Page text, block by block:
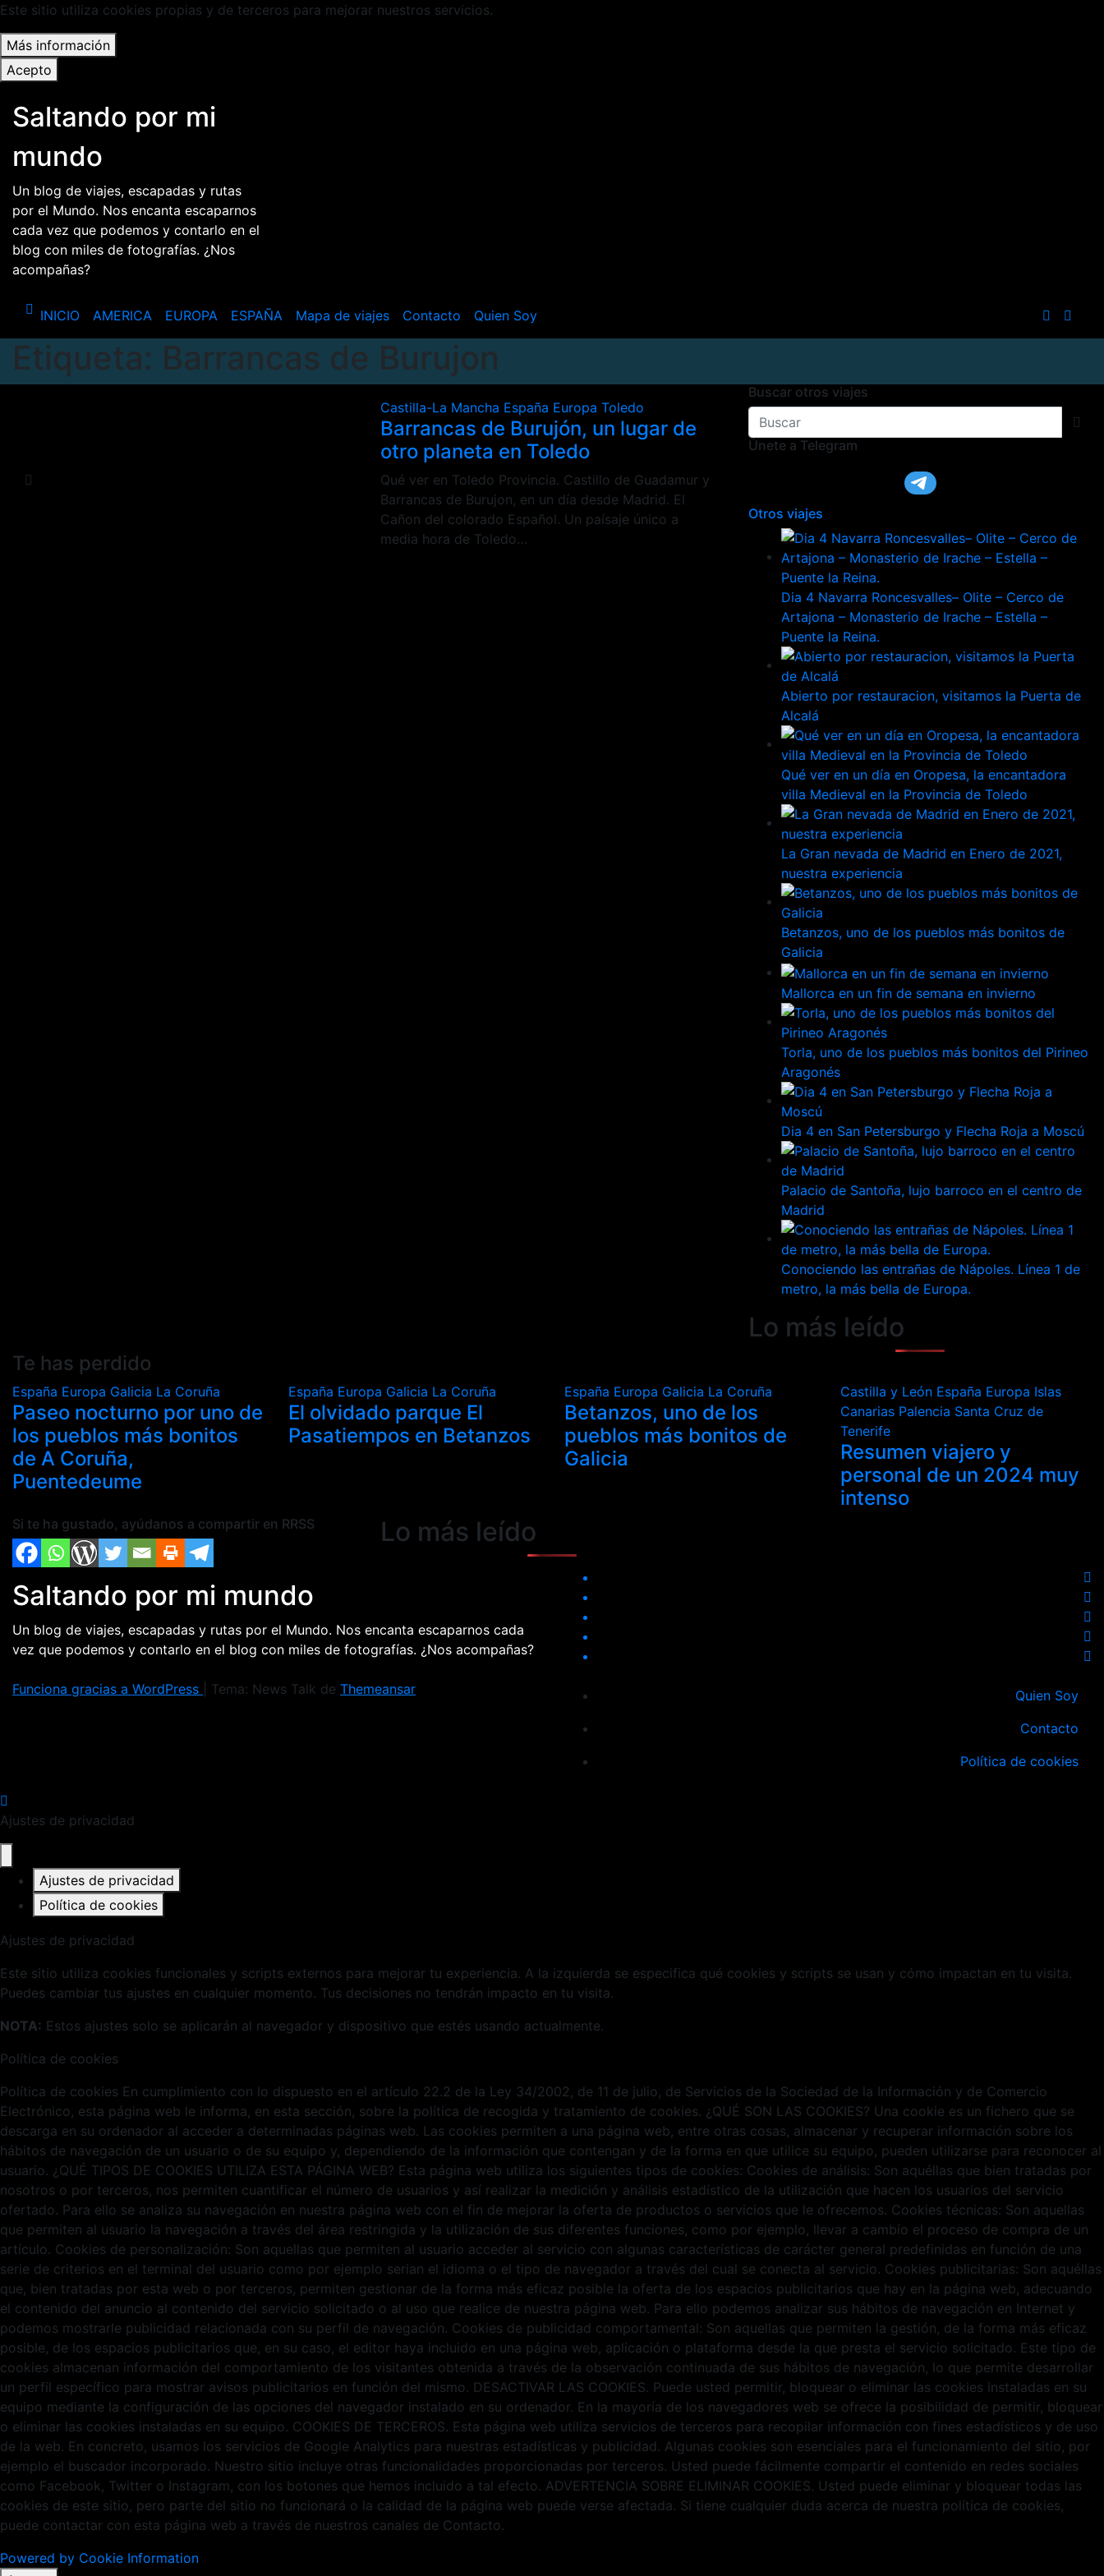
Este sitio utiliza cookies propias y de terceros para mejorar nuestros servicios.
Más información
Acepto
contenido
Saltando por mi
mundo
Un blog de viajes, escapadas y rutas
por el Mundo. Nos encanta escaparnos
cada vez que podemos y contarlo en el
blog con miles de fotografías. ¿Nos
acompañas?
INICIO AMERICA EUROPA ESPAÑA Mapa de viajes Contacto Quien Soy
Etiqueta: Barrancas de Burujon
Castilla-La Mancha España Europa Toledo
Barrancas de Burujón, un lugar de
otro planeta en Toledo
Qué ver en Toledo Provincia. Castillo de Guadamur y
Barrancas de Burujon, en un día desde Madrid. El
Cañon del colorado Español. Un paísaje único a
media hora de Toledo…
Buscar otros viajes
Únete a Telegram
Otros viajes
Dia 4 Navarra Roncesvalles– Olite – Cerco de
Artajona – Monasterio de Irache – Estella –
Puente la Reina.
Abierto por restauracion, visitamos la Puerta de
Alcalá
Qué ver en un día en Oropesa, la encantadora
villa Medieval en la Provincia de Toledo
La Gran nevada de Madrid en Enero de 2021,
nuestra experiencia
Betanzos, uno de los pueblos más bonitos de
Galicia
Mallorca en un fin de semana en invierno
Torla, uno de los pueblos más bonitos del Pirineo
Aragonés
Dia 4 en San Petersburgo y Flecha Roja a Moscú
Palacio de Santoña, lujo barroco en el centro de
Madrid
Conociendo las entrañas de Nápoles. Línea 1 de
metro, la más bella de Europa.
Lo más leído
Te has perdido
España Europa Galicia La Coruña
Paseo nocturno por uno de
los pueblos más bonitos
de A Coruña,
Puentedeume
España Europa Galicia La Coruña
El olvidado parque El
Pasatiempos en Betanzos
España Europa Galicia La Coruña
Betanzos, uno de los
pueblos más bonitos de
Galicia
Castilla y León España Europa Islas
Canarias Palencia Santa Cruz de
Tenerife
Resumen viajero y
personal de un 2024 muy
intenso
Si te ha gustado, ayúdanos a compartir en RRSS Lo más leído
Saltando por mi mundo
Un blog de viajes, escapadas y rutas por el Mundo. Nos encanta escaparnos cada
vez que podemos y contarlo en el blog con miles de fotografías. ¿Nos acompañas?
Funciona gracias a WordPress Tema: News Talk de Themeansar
Quien Soy
Contacto
Política de cookies
Ajustes de privacidad
Ajustes de privacidad
Política de cookies
Ajustes de privacidad
Este sitio utiliza cookies funcionales y scripts externos para mejorar tu experiencia. A la izquierda se especifica qué cookies y scripts se usan y cómo impactan en tu visita.
Puedes cambiar tus ajustes en cualquier momento. Tus decisiones no tendrán impacto en tu visita.
NOTA: Estos ajustes solo se aplicarán al navegador y dispositivo que estés usando actualmente.
Política de cookies
Política de cookies En cumplimiento con lo dispuesto en el artículo 22.2 de la Ley 34/2002, de 11 de julio, de Servicios de la Sociedad de la Información y de Comercio
Electrónico, esta página web le informa, en esta sección, sobre la política de recogida y tratamiento de cookies. ¿QUÉ SON LAS COOKIES? Una cookie es un fichero que se
descarga en su ordenador al acceder a determinadas páginas web. Las cookies permiten a una página web, entre otras cosas, almacenar y recuperar información sobre los
hábitos de navegación de un usuario o de su equipo y, dependiendo de la información que contengan y de la forma en que utilice su equipo, pueden utilizarse para reconocer al
usuario. ¿QUÉ TIPOS DE COOKIES UTILIZA ESTA PÁGINA WEB? Esta página web utiliza los siguientes tipos de cookies: Cookies de análisis: Son aquéllas que bien tratadas por
nosotros o por terceros, nos permiten cuantificar el número de usuarios y así realizar la medición y análisis estadístico de la utilización que hacen los usuarios del servicio
ofertado. Para ello se analiza su navegación en nuestra página web con el fin de mejorar la oferta de productos o servicios que le ofrecemos. Cookies técnicas: Son aquellas
que permiten al usuario la navegación a través del área restringida y la utilización de sus diferentes funciones, como por ejemplo, llevar a cambio el proceso de compra de un
artículo. Cookies de personalización: Son aquellas que permiten al usuario acceder al servicio con algunas características de carácter general predefinidas en función de una
serie de criterios en el terminal del usuario como por ejemplo serian el idioma o el tipo de navegador a través del cual se conecta al servicio. Cookies publicitarias: Son aquéllas
que, bien tratadas por esta web o por terceros, permiten gestionar de la forma más eficaz posible la oferta de los espacios publicitarios que hay en la página web, adecuando
el contenido del anuncio al contenido del servicio solicitado o al uso que realice de nuestra página web. Para ello podemos analizar sus hábitos de navegación en Internet y
podemos mostrarle publicidad relacionada con su perfil de navegación. Cookies de publicidad comportamental: Son aquellas que permiten la gestión, de la forma más eficaz
posible, de los espacios publicitarios que, en su caso, el editor haya incluido en una página web, aplicación o plataforma desde la que presta el servicio solicitado. Este tipo de
cookies almacenan información del comportamiento de los visitantes obtenida a través de la observación continuada de sus hábitos de navegación, lo que permite desarrollar
un perfil específico para mostrar avisos publicitarios en función del mismo. DESACTIVAR LAS COOKIES. Puede usted permitir, bloquear o eliminar las cookies instaladas en su
equipo mediante la configuración de las opciones del navegador instalado en su ordenador. En la mayoría de los navegadores web se ofrece la posibilidad de permitir, bloquear
o eliminar las cookies instaladas en su equipo. COOKIES DE TERCEROS. Esta página web utiliza servicios de terceros para recopilar información con fines estadísticos y de uso
de la web. En concreto, usamos los servicios de Google Analytics para nuestras estadísticas y publicidad. Algunas cookies son esenciales para el funcionamiento del sitio, por
ejemplo el buscador incorporado. Nuestro sitio incluye otras funcionalidades proporcionadas por terceros. Usted puede fácilmente compartir el contenido en redes sociales
como Facebook, Twitter o Instagram, con los botones que hemos incluido a tal efecto. ADVERTENCIA SOBRE ELIMINAR COOKIES. Usted puede eliminar y bloquear todas las
cookies de este sitio, pero parte del sitio no funcionará o la calidad de la página web puede verse afectada. Si tiene cualquier duda acerca de nuestra política de cookies,
puede contactar con esta página web a través de nuestros canales de Contacto.
Powered by Cookie Information